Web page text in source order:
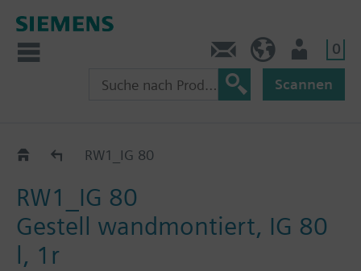
0
Scannen
KatalogRW1_IG 80
RW1_IG 80
Gestell wandmontiert, IG 80
l, 1r